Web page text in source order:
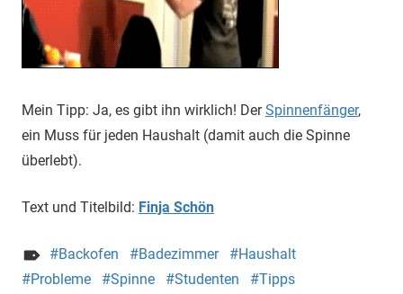
Mein Tipp: Ja, es gibt ihn wirklich! DerSpinnenfänger,
ein Muss für jeden Haushalt (damit auch die Spinne
überlebt).
Text und Titelbild: Finja Schön
Backofen Badezimmer
Haushalt
Probleme
Spinne Studenten
Tipps